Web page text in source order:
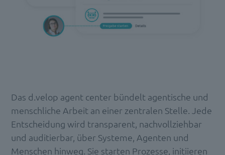
Das d.velop agent center bündelt agentische und
menschliche Arbeit an einer zentralen Stelle. Jede
Entscheidung wird transparent, nachvollziehbar
und auditierbar, über Systeme, Agenten und
Menschen hinweg. Sie starten Prozesse, initiieren